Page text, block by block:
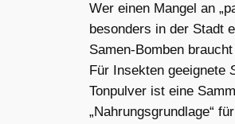
Wer einen Mangel an
besonders in der Stadt
Samen-Bomben
Für Insekten geeignete
Tonpulver ist eine
„Nahrungsgrundlage“